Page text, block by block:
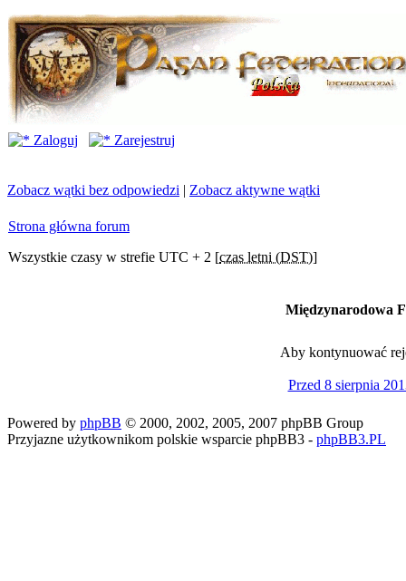
Zaloguj Zarejestruj
Zobacz wątki bez odpowiedzi | Zobacz aktywne wątki
Strona główna forum
Wszystkie czasy w strefie UTC + 2 [czas letni (DST)]
Międzynarodowa
Aby kontynuować
Przed 8 sierpnia
Powered by phpBB © 2000, 2002, 2005, 2007 phpBB Group
Przyjazne użytkownikom polskie wsparcie phpBB3 - phpBB3.PL